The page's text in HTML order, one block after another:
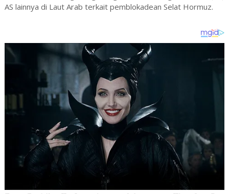
AS lainnya di Laut Arab terkait pemblokadean Selat Hormuz.